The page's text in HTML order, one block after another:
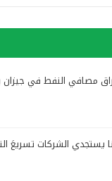
مصافي النفط في جيزان
يستجدي الشركات تسريعَ